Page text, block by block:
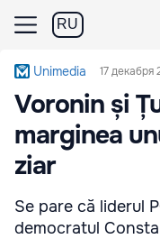
RU
Unimedia 17 декабря
Voronin și
marginea
ziar
Se pare că liderul
democratul